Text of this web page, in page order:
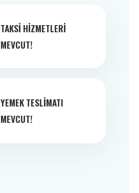
TAKSI HIZMETLERI
MEVCUT!
YEMEK TESLIMATI
MEVCUT!